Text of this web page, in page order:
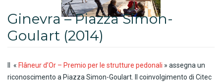
Ginevra – Piazza Simon-
Goulart (2014)
Il « Flâneur d’Or – Premio per le strutture pedonali » assegna un
riconoscimento a Piazza Simon-Goulart. Il coinvolgimento di Citec